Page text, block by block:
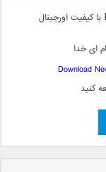
با کیفیت اورجینال
Download
کنید